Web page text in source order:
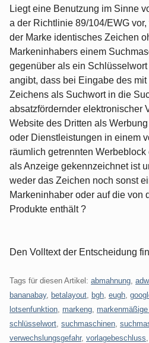
Liegt eine Benutzung im Sinne
a der Richtlinie 89/104/EWG
der Marke identisches Zeichen
Markeninhabers einem
gegenüber als ein
angibt, dass bei Eingabe des
Zeichens als Suchwort in die
absatzfördernder elektronischer
Website des Dritten als
oder Dienstleistungen in einem
räumlich getrennten
als Anzeige gekennzeichnet ist
weder das Zeichen noch sonst
Markeninhaber oder auf die von
Produkte enthält ?
Den Volltext der Entscheidung
Tags für diesen Artikel: abmahnung
bananabay, betalayout bgh eugh
lotsenfunktion markeng
schlüsselwort suchmaschinen
verwechslungsgefahr, vorlagebeschluss